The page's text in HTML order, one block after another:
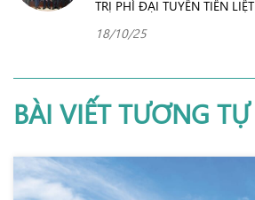
TRỊ PHÌ ĐẠI TUYẾN TIỀN LIỆT
18/10/25
BÀI VIẾT TƯƠNG TỰ